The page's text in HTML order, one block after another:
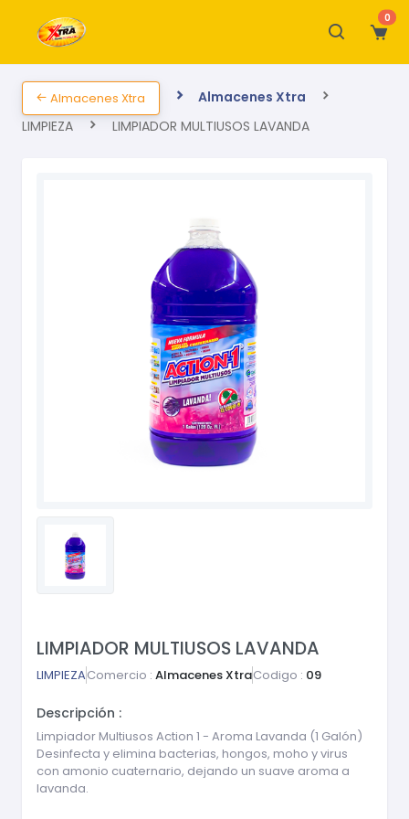
0
Almacenes Xtra
Almacenes Xtra
LIMPIEZA
LIMPIADOR MULTIUSOS LAVANDA
LIMPIADOR MULTIUSOS LAVANDA
LIMPIEZAComercio : Almacenes XtraCodigo : 09
Descripción :
Limpiador Multiusos Action 1 - Aroma Lavanda (1 Galón)
Desinfecta y elimina bacterias, hongos, moho y virus
con amonio cuaternario, dejando un suave aroma a
lavanda.